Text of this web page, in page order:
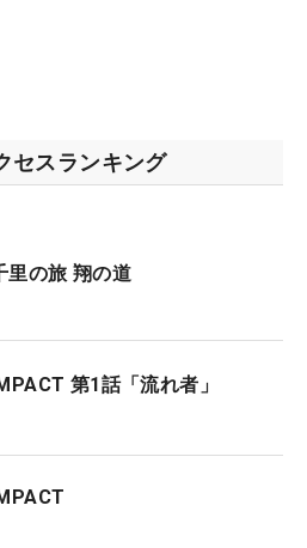
セスランキング
里の旅 翔の道
第1話「流れ者」